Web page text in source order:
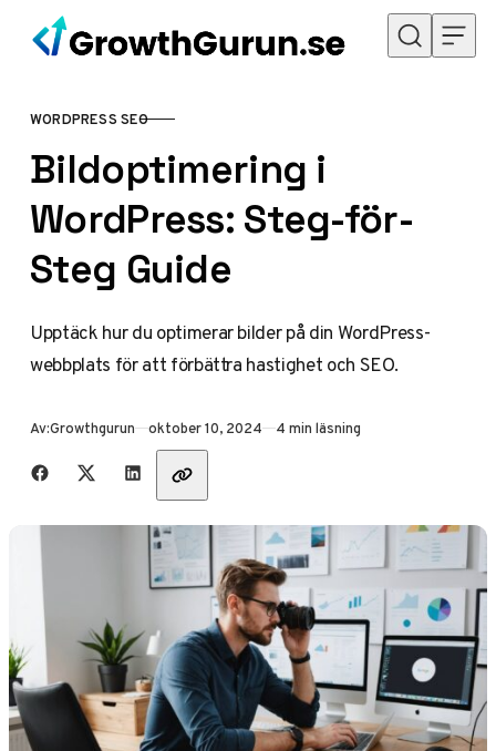
Hoppa till innehåll
KATEGORI
WORDPRESS SEO
Bildoptimering i
WordPress: Steg-för-
Steg Guide
Upptäck hur du optimerar bilder på din WordPress-
webbplats för att förbättra hastighet och SEO.
Av:Growthgurun Publicerad
oktober 10, 2024 4 min läsning
Dela med vänner